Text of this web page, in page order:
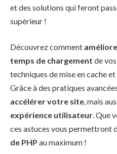
et des solutions qui feront
supérieur !
Découvrez comment
temps de chargement de
techniques demise en cacheet
Grâce à des pratiques
accélérer votre site, mais
expérience utilisateur. Que
ces astuces vous permettront
de PHP au maximum !